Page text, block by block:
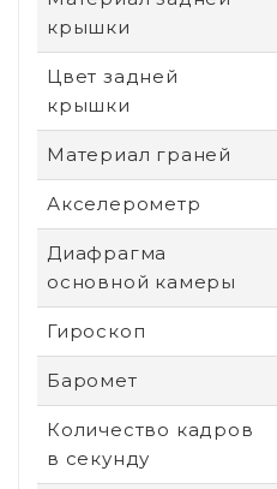
крышки
Цвет задней
крышки
Материал граней
Акселерометр
Диафрагма
основной камеры
Гироскоп
Баромет
Количество кадров
в секунду